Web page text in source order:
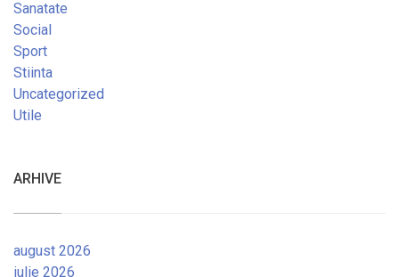
Sanatate
Social
Sport
Stiinta
Uncategorized
Utile
ARHIVE
august 2026
iulie 2026